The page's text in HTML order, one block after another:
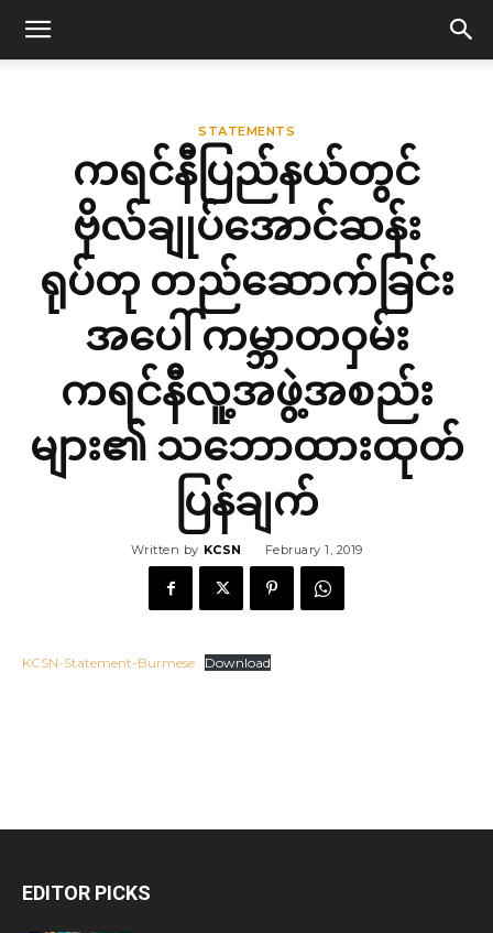
STATEMENTS
ကရင်နီပြည်နယ်တွင်
ဗိုလ်ချုပ်အောင်ဆန်း
ရုပ်တု တည်ဆောက်ခြင်း
အပေါ် ကမ္ဘာတဝှမ်း
ကရင်နီလူ့အဖွဲ့အစည်း
များ၏ သဘောထားထုတ်
ပြန်ချက်
Written by KCSN February 1, 2019
KCSN-Statement-Burmese Download
EDITOR PICKS